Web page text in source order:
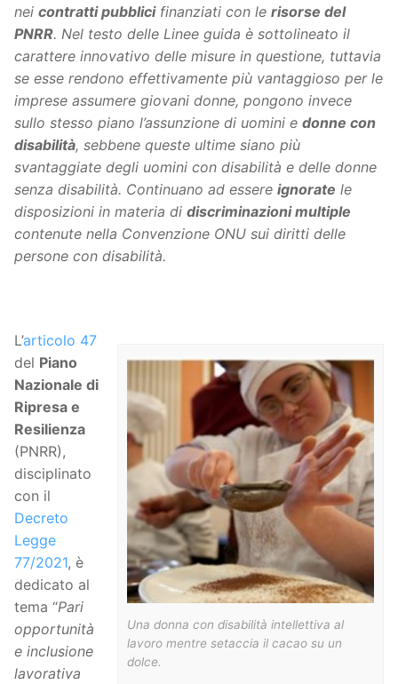
nei contratti pubblicifinanziati con le risorse del
PNRR. Nel testo delle Linee guida è sottolineato il
carattere innovativo delle misure in questione, tuttavia
se esse rendono effettivamente più vantaggioso per le
imprese assumere giovani donne, pongono invece
sullo stesso piano l’assunzione di uomini e donne con
disabilità, sebbene queste ultime siano più
svantaggiate degli uomini con disabilità e delle donne
senza disabilità. Continuano ad essere ignorate le
disposizioni in materia di discriminazioni multiple
contenute nella Convenzione ONU sui diritti delle
persone con disabilità.
Una donna con disabilità intellettiva al
lavoro mentre setaccia il cacao su un
dolce.
L’articolo 47
del Piano
Nazionale di
Ripresa e
Resilienza
(PNRR),
disciplinato
con il
Decreto
Legge
77/2021, è
dedicato al
tema “Pari
opportunità
e inclusione
lavorativa